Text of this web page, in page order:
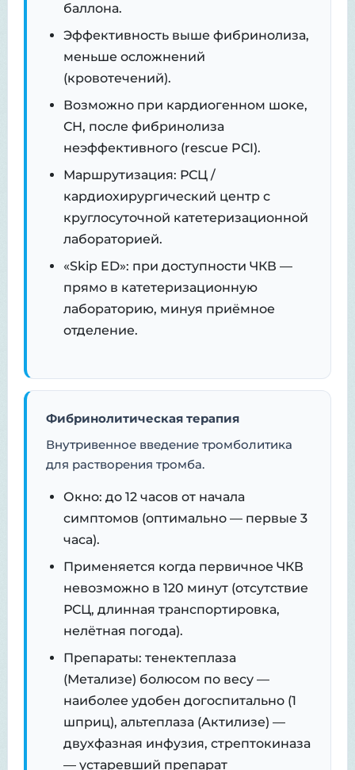
баллона.
Эффективность выше фибринолиза,
меньше осложнений
(кровотечений).
Возможно при кардиогенном шоке,
СН, после фибринолиза
неэффективного (rescue PCI).
Маршрутизация: РСЦ /
кардиохирургический центр с
круглосуточной катетеризационной
лабораторией.
«Skip ED»: при доступности ЧКВ —
прямо в катетеризационную
лабораторию, минуя приёмное
отделение.
Фибринолитическая терапия
Внутривенное введение тромболитика
для растворения тромба.
Окно: до 12 часов от начала
симптомов (оптимально — первые 3
часа).
Применяется когда первичное ЧКВ
невозможно в 120 минут (отсутствие
РСЦ, длинная транспортировка,
нелётная погода).
Препараты: тенектеплаза
(Метализе) болюсом по весу —
наиболее удобен догоспитально (1
шприц), альтеплаза (Актилизе) —
двухфазная инфузия, стрептокиназа
— устаревший препарат